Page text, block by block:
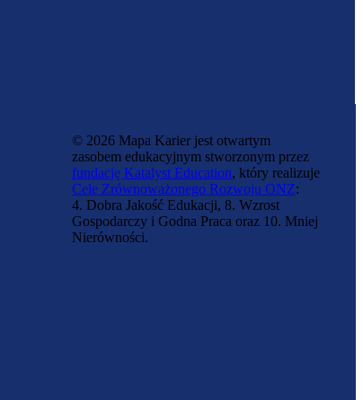
© 2026 Mapa Karier jest otwartym
zasobem edukacyjnym stworzonym przez
fundację Katalyst Education, który realizuje
Cele Zrównoważonego Rozwoju ONZ:
4. Dobra Jakość Edukacji, 8. Wzrost
Gospodarczy i Godna Praca oraz 10. Mniej
Nierówności.